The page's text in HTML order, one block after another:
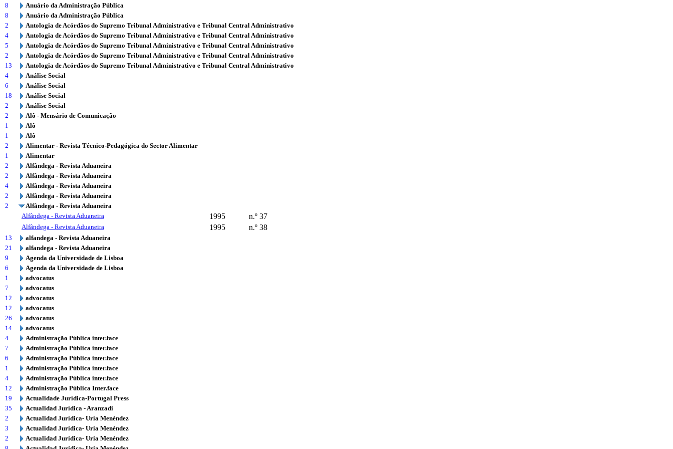
8
Anuário da Administração Pública
8
Anuário da Administração Pública
2
Antologia de Acórdãos do Supremo Tribunal Administrativo e Tribunal Central Administrativo
4
Antologia de Acórdãos do Supremo Tribunal Administrativo e Tribunal Central Administrativo
5
Antologia de Acórdãos do Supremo Tribunal Administrativo e Tribunal Central Administrativo
2
Antologia de Acórdãos do Supremo Tribunal Administrativo e Tribunal Central Administrativo
13
Antologia de Acórdãos do Supremo Tribunal Administrativo e Tribunal Central Administrativo
4
Análise Social
6
Análise Social
18
Análise Social
2
Análise Social
2
Alô - Mensário de Comunicação
1
Alô
1
Alô
2
Alimentar - Revista Técnico-Pedagógica do Sector Alimentar
1
Alimentar
2
Alfândega - Revista Aduaneira
2
Alfândega - Revista Aduaneira
4
Alfândega - Revista Aduaneira
2
Alfândega - Revista Aduaneira
2
Alfândega - Revista Aduaneira
Alfândega - Revista Aduaneira
1995 n.º 37
Alfândega - Revista Aduaneira 1995 n.º 38
13
alfandega - Revista Aduaneira
21
alfandega - Revista Aduaneira
9
Agenda da Universidade de Lisboa
6
Agenda da Universidade de Lisboa
1
advocatus
7
advocatus
12
advocatus
12
advocatus
26
advocatus
14
advocatus
4
Administração Pública inter.face
7
Administração Pública inter.face
6
Administração Pública inter.face
1
Administração Pública inter.face
4
Administração Pública inter.face
12
Administração Pública Inter.face
19
Actualidade Jurídica-Portugal Press
35
Actualidad Jurídica - Aranzadi
2
Actualidad Jurídica- Uría Menéndez
3
Actualidad Jurídica- Uría Menéndez
2
Actualidad Jurídica- Uría Menéndez